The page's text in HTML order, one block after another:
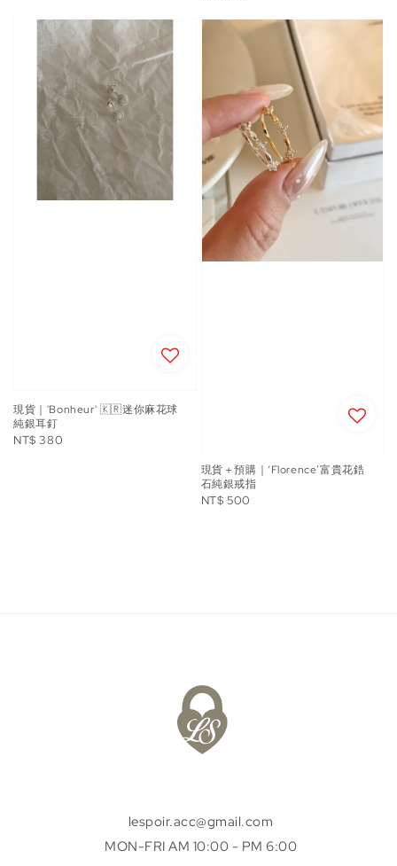
現貨｜'Bonheur' 🇰🇷迷你麻花球
純銀耳釘
Regular
NT$ 380
現貨＋預購｜‘Florence’富貴花鋯
石純銀戒指
Regular
NT$ 500
lespoir.acc@gmail.com
MON-FRI AM 10:00 - PM 6:00